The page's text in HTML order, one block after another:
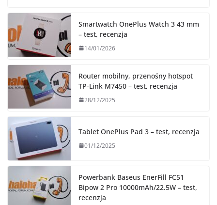
Smartwatch OnePlus Watch 3 43 mm
– test, recenzja
14/01/2026
Router mobilny, przenośny hotspot
TP-Link M7450 – test, recenzja
28/12/2025
Tablet OnePlus Pad 3 – test, recenzja
01/12/2025
Powerbank Baseus EnerFill FC51
Bipow 2 Pro 10000mAh/22.5W – test,
recenzja